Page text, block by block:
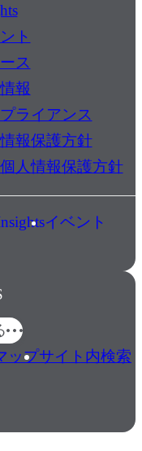
ト
ス
報
ライアンス
報保護方針
人情報保護方針
イベント
ップサイト内検索